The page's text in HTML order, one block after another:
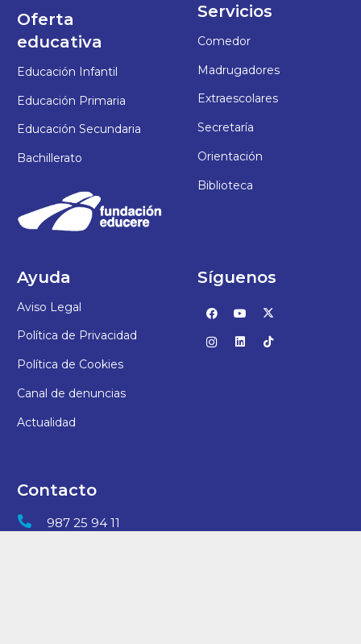
Oferta
educativa
Educación Infantil
Educación Primaria
Educación Secundaria
Bachillerato
Servicios
Comedor
Madrugadores
Extraescolares
Secretaría
Orientación
Biblioteca
Ayuda
Aviso Legal
Política de Privacidad
Política de Cookies
Canal de denuncias
Actualidad
Síguenos
Contacto
987 25 94 11